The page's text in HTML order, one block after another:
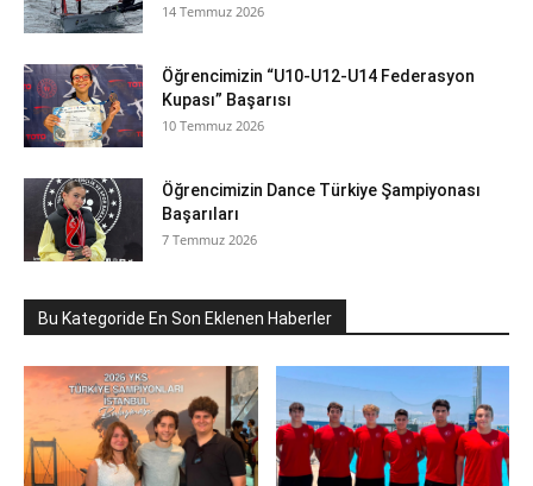
14 Temmuz 2026
Öğrencimizin “U10-U12-U14 Federasyon
Kupası” Başarısı
10 Temmuz 2026
Öğrencimizin Dance Türkiye Şampiyonası
Başarıları
7 Temmuz 2026
Bu Kategoride En Son Eklenen Haberler